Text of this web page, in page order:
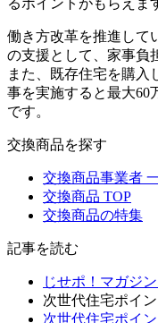
るポイントがもらえま
働き方改革を推進して
の支援として、家事負
また、既存住宅を購入
事を実施すると最大60
です。
交換商品を探す
交換商品事業者
交換商品 TOP
交換商品の特集
記事を読む
じせポ！マガジ
次世代住宅ポイ
次世代住宅ポイ